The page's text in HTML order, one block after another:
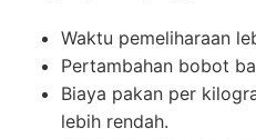
Waktu pemeliharaan
Pertambahan bobot
Biaya pakan per
lebih rendah.